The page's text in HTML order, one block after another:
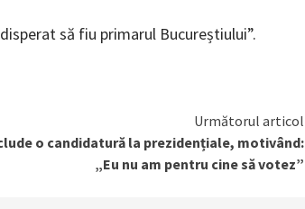
să fiu primarul Bucureștiului”.
Următorul articol
o candidatură la prezidențiale, motivând:
„Eu nu am pentru cine să votez”